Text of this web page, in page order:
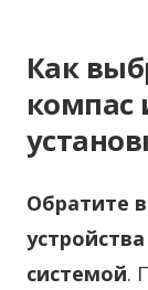
Как
компас
Обратите
системой.